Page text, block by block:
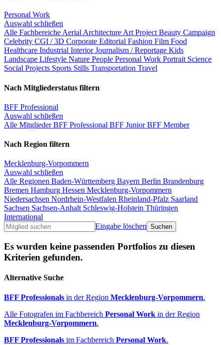
Personal Work
Auswahl schließen
Alle Fachbereiche Aerial Architecture Art Project Beauty Campaign
Celebrity CGI / 3D Corporate Editorial Fashion Film Food
Healthcare Industrial InteriorJournalism / Reportage Kids
Landscape Lifestyle Nature People Personal Work Portrait Science
Social Projects Sports Stills Transportation Travel
Nach Mitgliederstatus filtern
BFF Professional
Auswahl schließen
Alle MitgliederBFF Professional BFF JuniorBFF Member
Nach Region filtern
Mecklenburg-Vorpommern
Auswahl schließen
Alle Regionen Baden-Württemberg Bayern Berlin Brandenburg
Bremen Hamburg Hessen Mecklenburg-Vorpommern
Niedersachsen Nordrhein-Westfalen Rheinland-Pfalz Saarland
Sachsen Sachsen-Anhalt Schleswig-Holstein Thüringen
International
Eingabe löschen
Es wurden keine passenden Portfolios zu diesen
Kriterien gefunden.
Alternative Suche
BFF Professionals in der Region Mecklenburg-Vorpommern.
Alle Fotografen im Fachbereich Personal Work in der Region
Mecklenburg-Vorpommern.
BFF Professionals im Fachbereich Personal Work.